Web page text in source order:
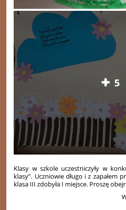
5
Klasy w szkole uczestniczyły w
klasy”. Uczniowie długo i z zapałem
klasa III zdobyła I miejsce. Proszę